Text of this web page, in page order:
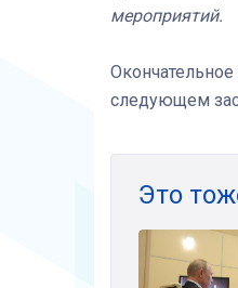
мероприятий.
следующем
Это